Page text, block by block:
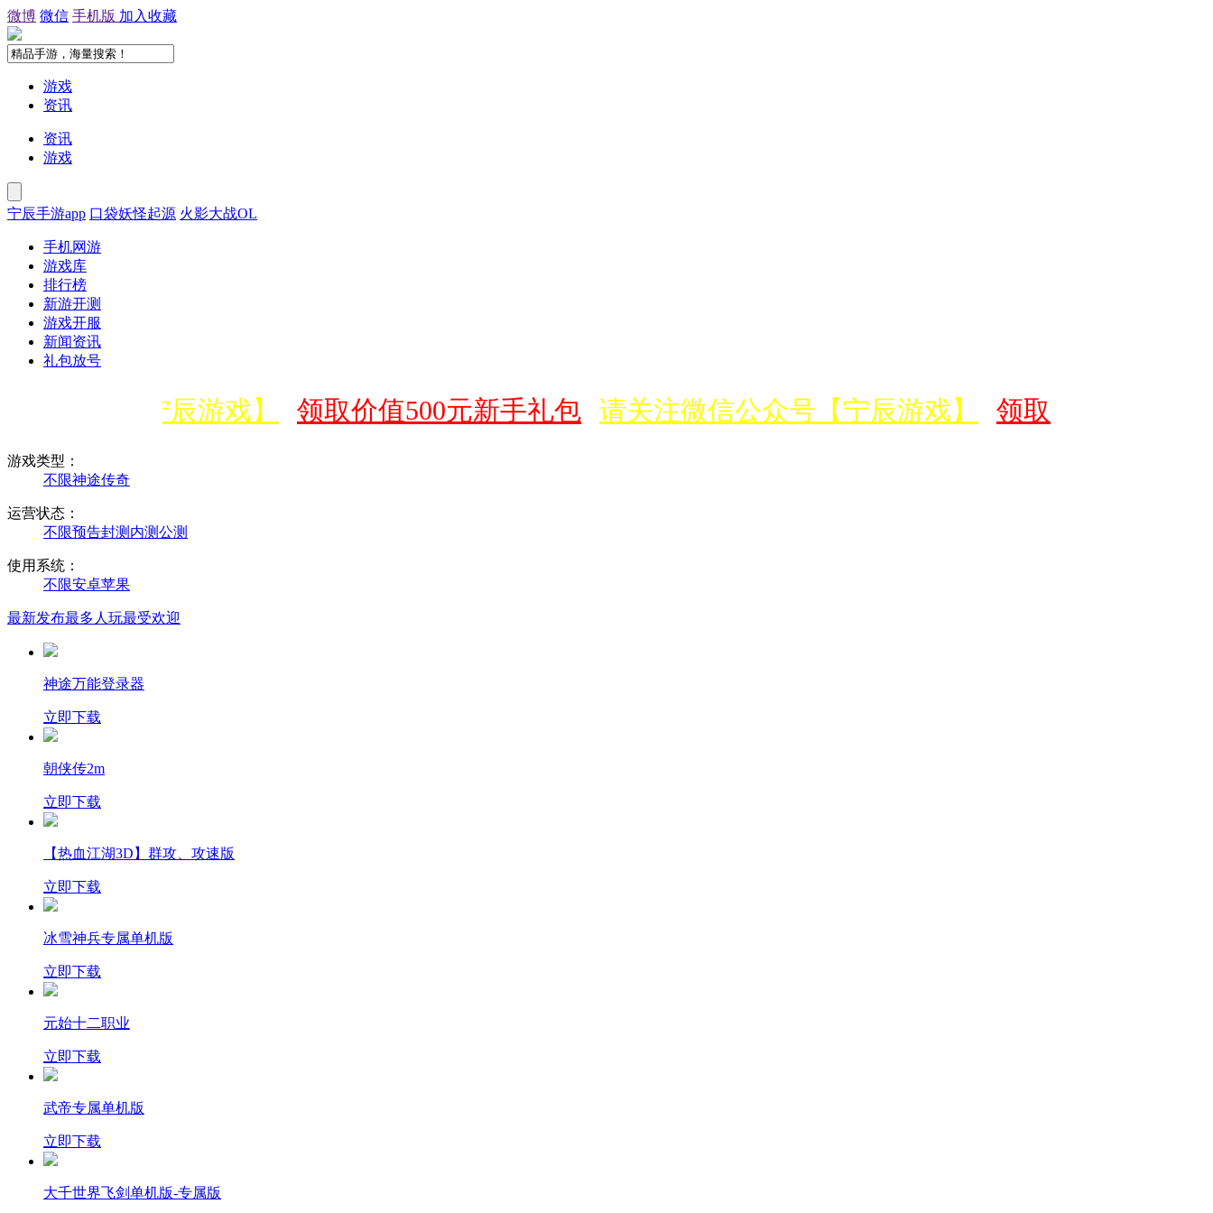
微博 微信 手机版 加入收藏
游戏
资讯
资讯
游戏
宁辰手游app 口袋妖怪起源 火影大战OL
手机网游
游戏库
排行榜
新游开测
游戏开服
新闻资讯
礼包放号
公众号【宁辰游戏】 领取价值500元新手礼包 请关注微信公众号【宁辰游戏】 领取价值500元新
游戏类型：
不限神途传奇
运营状态：
不限预告封测 内测公测
使用系统：
不限安卓苹果
最新发布最多人玩最受欢迎
神途万能登录器
立即下载
朝侠传2m
立即下载
【热血江湖3D】群攻、攻速版
立即下载
冰雪神兵专属单机版
立即下载
元始十二职业
立即下载
武帝专属单机版
立即下载
大千世界飞剑单机版-专属版